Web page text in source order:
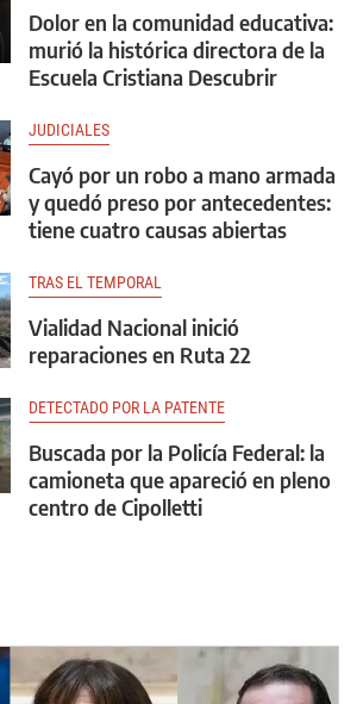
Dolor en la comunidad educativa:
murió la histórica directora de la
Escuela Cristiana Descubrir
JUDICIALES
Cayó por un robo a mano armada
y quedó preso por antecedentes:
tiene cuatro causas abiertas
TRAS EL TEMPORAL
Vialidad Nacional inició
reparaciones en Ruta 22
DETECTADO POR LA PATENTE
Buscada por la Policía Federal: la
camioneta que apareció en pleno
centro de Cipolletti